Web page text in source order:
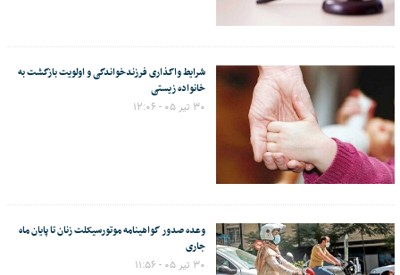
شرایط واگذاری فرزندخواندگی و اولویت بازگشت به
خانواده زیستی
۳۰ تیر ۰۵ - ۱۲:۰۶
وعده صدور گواهینامه موتورسیکلت زنان تا پایان ماه
جاری
۳۰ تیر ۰۵ - ۱۱:۵۶